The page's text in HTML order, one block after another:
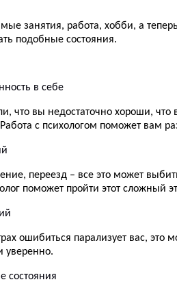
занятия, работа, хобби, а
подобные состояния.
в себе
что вы недостаточно хороши, что
с психологом поможет вам
переезд – все это может
поможет пройти этот
ошибиться парализует вас, это
уверенно.
состояния